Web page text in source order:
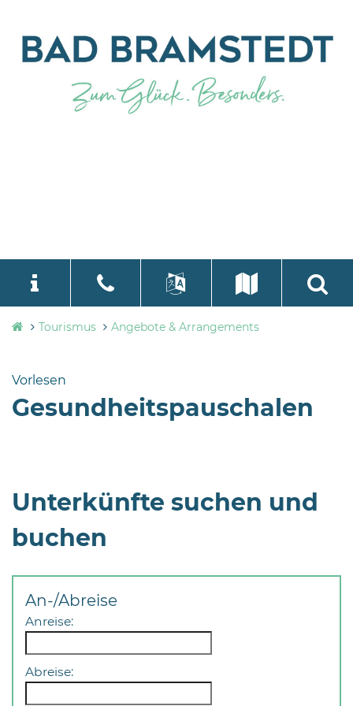
Tourismusbüro
Bramstedt
bramstedt.de
language
Tourismus Angebote & Arrangements
Vorlesen
Gesundheitspauschalen
Unterkünfte suchen und
buchen
An-/Abreise
Anreise:
Abreise: